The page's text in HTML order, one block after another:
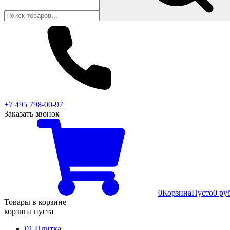
+7 495 798-00-97
Заказать звонок
0КорзинаПусто0
Товары в корзине
корзина пуста